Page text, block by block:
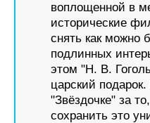
воплощенной в
исторические
снять как можно
подлинных
этом "Н. В.
царский
"Звёздочке" за
сохранить это